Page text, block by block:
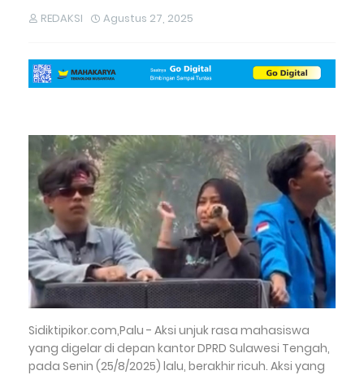
REDAKSI Agustus 27, 2025
Sidiktipikor.com,Palu - Aksi unjuk rasa mahasiswa
yang digelar di depan kantor DPRD Sulawesi Tengah,
pada Senin (25/8/2025) lalu, berakhir ricuh. Aksi yang